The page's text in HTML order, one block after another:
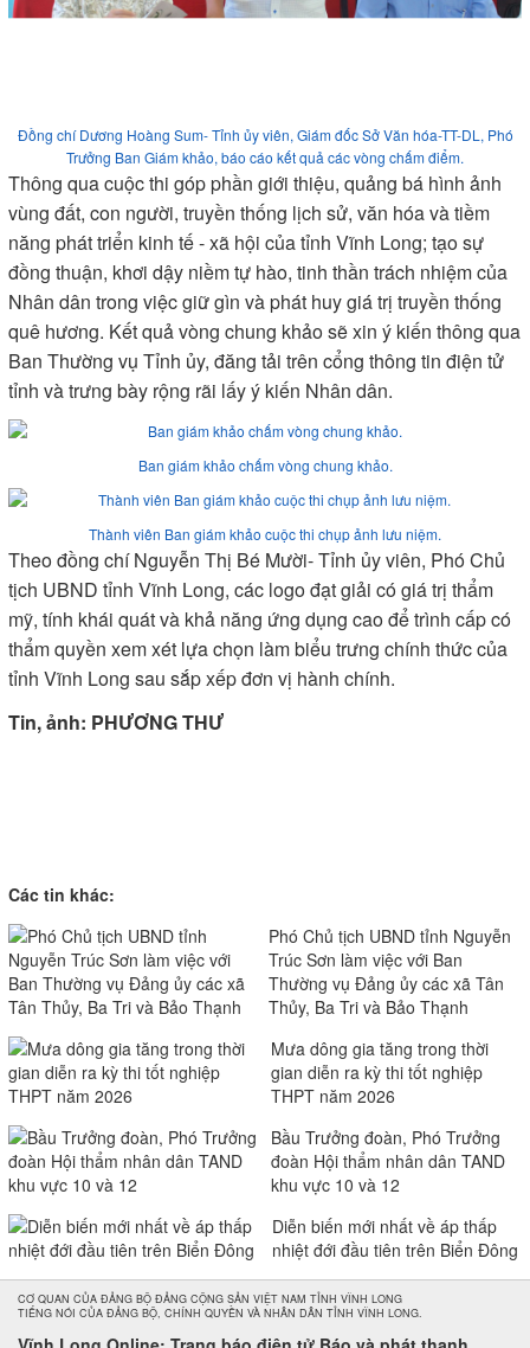
Đồng chí Dương Hoàng Sum- Tỉnh ủy viên, Giám đốc Sở Văn hóa-TT-DL, Phó
Trưởng Ban Giám khảo, báo cáo kết quả các vòng chấm điểm.
Thông qua cuộc thi góp phần giới thiệu, quảng bá hình ảnh
vùng đất, con người, truyền thống lịch sử, văn hóa và tiềm
năng phát triển kinh tế - xã hội của tỉnh Vĩnh Long; tạo sự
đồng thuận, khơi dậy niềm tự hào, tinh thần trách nhiệm của
Nhân dân trong việc giữ gìn và phát huy giá trị truyền thống
quê hương. Kết quả vòng chung khảo sẽ xin ý kiến thông qua
Ban Thường vụ Tỉnh ủy, đăng tải trên cổng thông tin điện tử
tỉnh và trưng bày rộng rãi lấy ý kiến Nhân dân.
Ban giám khảo chấm vòng chung khảo.
Thành viên Ban giám khảo cuộc thi chụp ảnh lưu niệm.
Theo đồng chí Nguyễn Thị Bé Mười- Tỉnh ủy viên, Phó Chủ
tịch UBND tỉnh Vĩnh Long, các logo đạt giải có giá trị thẩm
mỹ, tính khái quát và khả năng ứng dụng cao để trình cấp có
thẩm quyền xem xét lựa chọn làm biểu trưng chính thức của
tỉnh Vĩnh Long sau sắp xếp đơn vị hành chính.
Tin, ảnh: PHƯƠNG THƯ
Các tin khác:
Phó Chủ tịch UBND tỉnh Nguyễn
Trúc Sơn làm việc với Ban
Thường vụ Đảng ủy các xã Tân
Thủy, Ba Tri và Bảo Thạnh
Mưa dông gia tăng trong thời
gian diễn ra kỳ thi tốt nghiệp
THPT năm 2026
Bầu Trưởng đoàn, Phó Trưởng
đoàn Hội thẩm nhân dân TAND
khu vực 10 và 12
Diễn biến mới nhất về áp thấp
nhiệt đới đầu tiên trên Biển Đông
CƠ QUAN CỦA ĐẢNG BỘ ĐẢNG CỘNG SẢN VIỆT NAM TỈNH VĨNH LONG
TIẾNG NÓI CỦA ĐẢNG BỘ, CHÍNH QUYỀN VÀ NHÂN DÂN TỈNH VĨNH LONG.